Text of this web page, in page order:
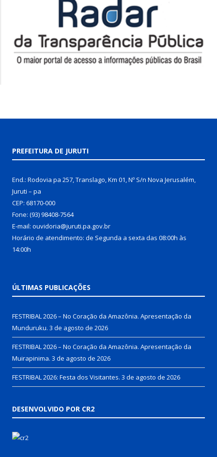
PREFEITURA DE JURUTI
End.: Rodovia pa 257, Translago, Km 01, Nº S/n Nova Jerusalém,
Juruti – pa
CEP: 68170-000
Fone: (93) 98408-7564
E-mail: ouvidoria@juruti.pa.gov.br
Horário de atendimento: de Segunda a sexta das 08:00h às
14:00h
ÚLTIMAS PUBLICAÇÕES
FESTRIBAL 2026 – No Coração da Amazônia. Apresentação da
Munduruku. 3 de agosto de 2026
FESTRIBAL 2026 – No Coração da Amazônia. Apresentação da
Muirapinima. 3 de agosto de 2026
FESTRIBAL 2026: Festa dos Visitantes. 3 de agosto de 2026
DESENVOLVIDO POR CR2